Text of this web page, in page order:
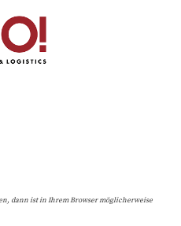
dann ist in Ihrem Browser möglicherweise